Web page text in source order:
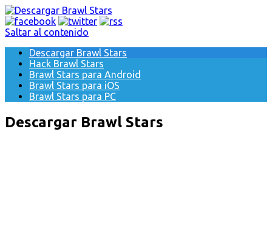
Saltar al contenido
Descargar Brawl Stars
Hack Brawl Stars
Brawl Stars para Android
Brawl Stars para iOS
Brawl Stars para PC
Descargar Brawl Stars